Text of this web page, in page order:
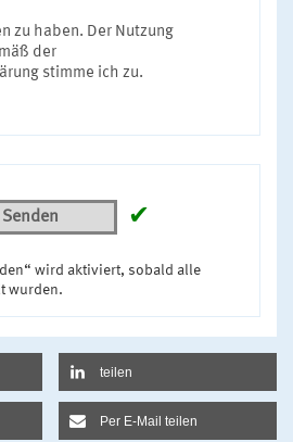
zu haben. Der Nutzung
der
stimme ich zu.
Senden ✔
wird aktiviert, sobald alle
wurden.
teilen
Per E-Mail teilen